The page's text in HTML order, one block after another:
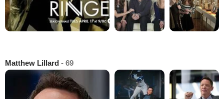
Matthew Lillard - 69